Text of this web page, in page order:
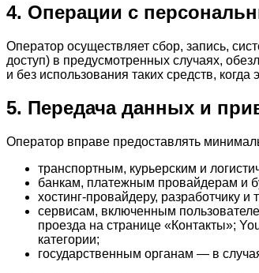
4. Операции с
Оператор осуществляет сбор, запись,
доступ) в предусмотренных случаях,
и без использования таких средств,
5. Передача данных и
Оператор вправе предоставлять
транспортным, курьерским и
банкам, платежным провайдерам и
хостинг-провайдеру, разработчику
сервисам, включенным
проезда на странице «Контакты»;
категории;
государственным органам — в